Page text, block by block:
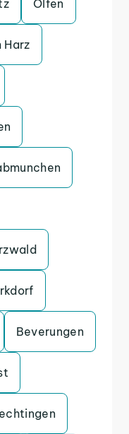
Olfen
Harz
Beverungen